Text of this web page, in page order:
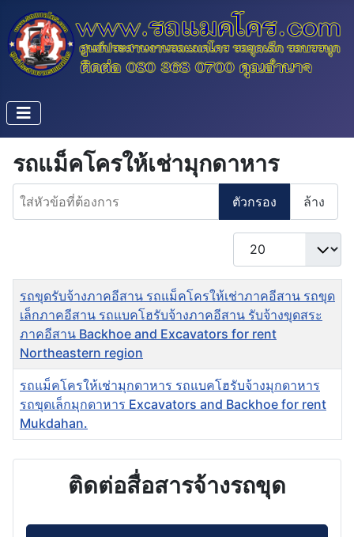
รถแม็คโครให้เช่ามุกดาหาร
ใส่หัวข้อที่ต้องการ
ตัวกรอง ล้าง
แสดง #
ชื่อ
รถขุดรับจ้างภาคอีสาน รถแม็คโครให้เช่าภาคอีสาน รถขุด
เล็กภาคอีสาน รถแบคโฮรับจ้างภาคอีสาน รับจ้างขุดสระ
ภาคอีสาน Backhoe and Excavators for rent
Northeastern region
รถแม็คโครให้เช่ามุกดาหาร รถแบคโฮรับจ้างมุกดาหาร
รถขุดเล็กมุกดาหาร Excavators and Backhoe for rent
Mukdahan.
ติดต่อสื่อสารจ้างรถขุด